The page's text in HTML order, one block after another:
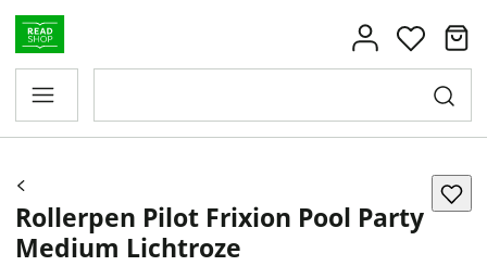
Rollerpen Pilot Frixion Pool Party
Medium Lichtroze